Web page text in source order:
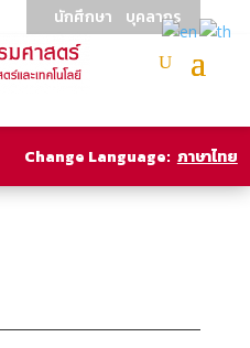
นักศึกษา บุคลากร
Change Language: ภาษาไทย